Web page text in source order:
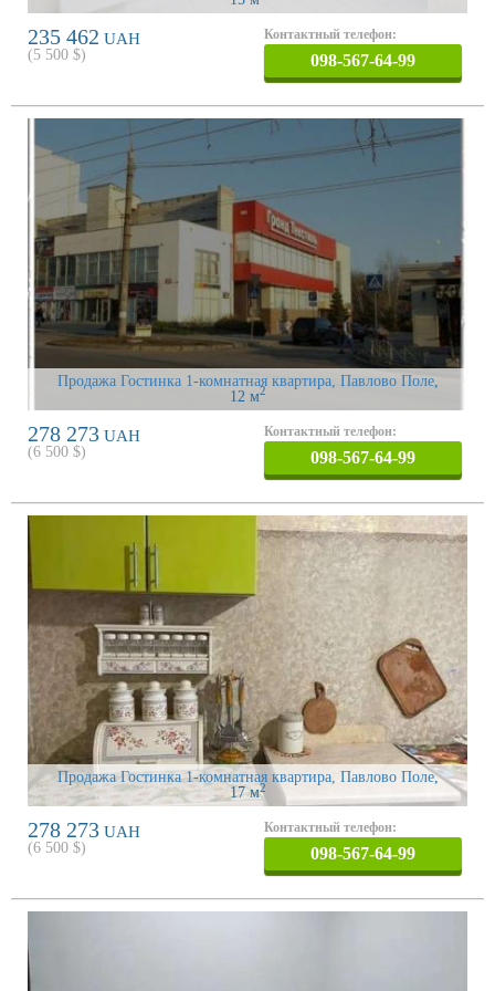
235 462 UAH
(5 500 $)
Контактный телефон:
098-567-64-99
Продажа Гостинка 1-комнатная квартира, Павлово Поле,
12 м2
278 273 UAH
(6 500 $)
Контактный телефон:
098-567-64-99
Продажа Гостинка 1-комнатная квартира, Павлово Поле,
17 м2
278 273 UAH
(6 500 $)
Контактный телефон:
098-567-64-99